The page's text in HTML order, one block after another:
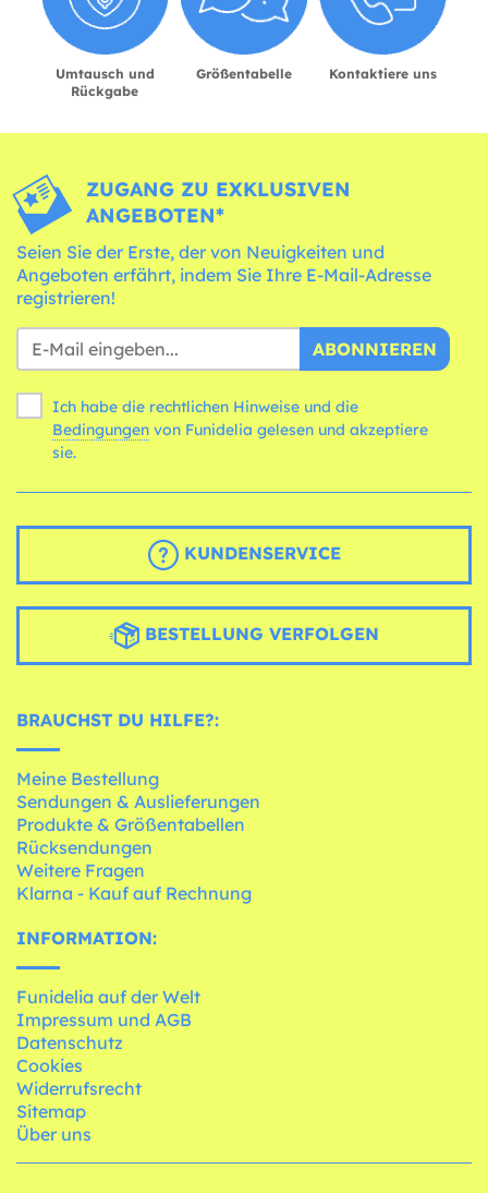
Umtausch und
Rückgabe
Größentabelle Kontaktiere uns
ZUGANG ZU EXKLUSIVEN
ANGEBOTEN*
Seien Sie der Erste, der von Neuigkeiten und
Angeboten erfährt, indem Sie Ihre E-Mail-Adresse
registrieren!
ABONNIEREN
Ich habe die rechtlichen Hinweise und die
Bedingungen
sie.
KUNDENSERVICE
BESTELLUNG VERFOLGEN
BRAUCHST DU HILFE?:
Meine Bestellung
Sendungen & Auslieferungen
Produkte & Größentabellen
Rücksendungen
Weitere Fragen
Klarna - Kauf auf Rechnung
INFORMATION:
Funidelia auf der Welt
Impressum und AGB
Datenschutz
Cookies
Widerrufsrecht
Sitemap
Über uns